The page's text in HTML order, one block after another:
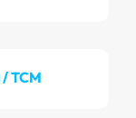
TCM